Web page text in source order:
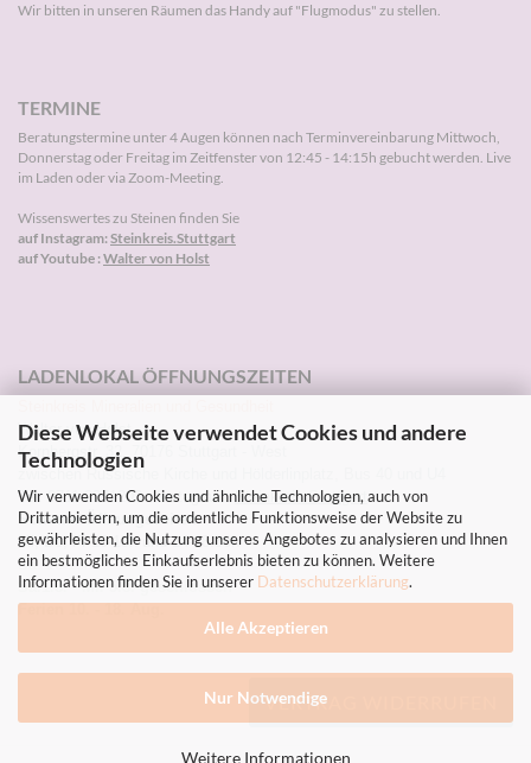
Diese Webseite verwendet Cookies und andere
Technologien
Wir verwenden Cookies und ähnliche Technologien, auch von
Drittanbietern, um die ordentliche Funktionsweise der Website zu
gewährleisten, die Nutzung unseres Angebotes zu analysieren und Ihnen
ein bestmögliches Einkaufserlebnis bieten zu können. Weitere
Informationen finden Sie in unserer Datenschutzerklärung.
Alle Akzeptieren
Nur Notwendige
Weitere Informationen
Wir bitten in unseren Räumen das Handy auf "Flugmodus" zu stellen.
TERMINE
Beratungstermine unter 4 Augen können nach Terminvereinbarung Mittwoch,
Donnerstag oder Freitag im Zeitfenster von 12:45 - 14:15h gebucht werden. Live
im Laden oder via Zoom-Meeting.
Wissenswertes zu Steinen finden Sie
auf Instagram:Steinkreis.Stuttgart
auf Youtube :Walter von Holst
LADENLOKAL ÖFFNUNGSZEITEN
Walter von Holst
Kornbergstr. 32, 70176 Stuttgart - West
zwischen Russische Kirche und Hölderlinplatz, Bus 40 und U4
Tel: 0711-2271203 Instagram:Steinkreis.Stuttgart
Sommer-Öffnungszeiten
Mi, Do, Fr 10-13h und 14-18.30h
Sa. 10-13h
Sa.1.8. - Mi. 5.8. geschlossen
Ferien 10. - 18. Aug.
VERTRAG WIDERRUFEN